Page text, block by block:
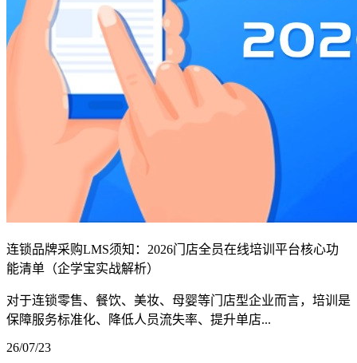
连锁品牌采购LMS须知：2026门店全员在线培训平台核心功
能清单（企学宝实战解析）
对于连锁零售、餐饮、美妆、母婴等门店型企业而言，培训是
保障服务标准化、降低人员流失率、提升单店...
26/07/23